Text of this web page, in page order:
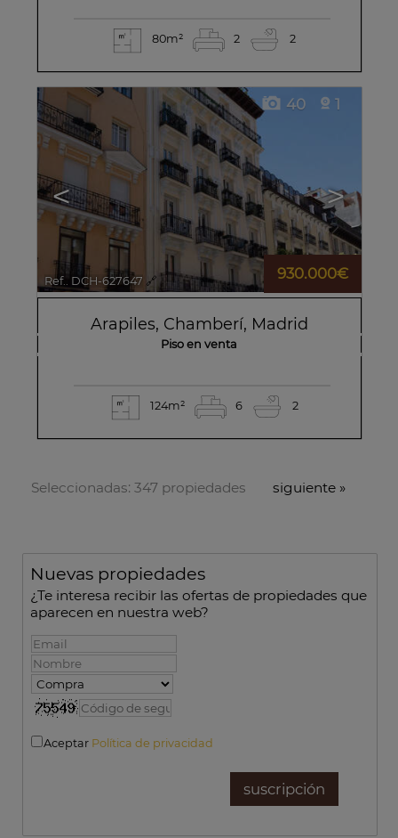
80m² 2 2
< >
40 1
Ref.. DCH-627647 🔗
Arapiles, Chamberí, Madrid
Piso en venta
124m² 6 2
930.000€
Seleccionadas: 347 propiedades siguiente »
Nuevas propiedades
¿Te interesa recibir las ofertas de propiedades que
aparecen en nuestra web?
Aceptar Política de privacidad